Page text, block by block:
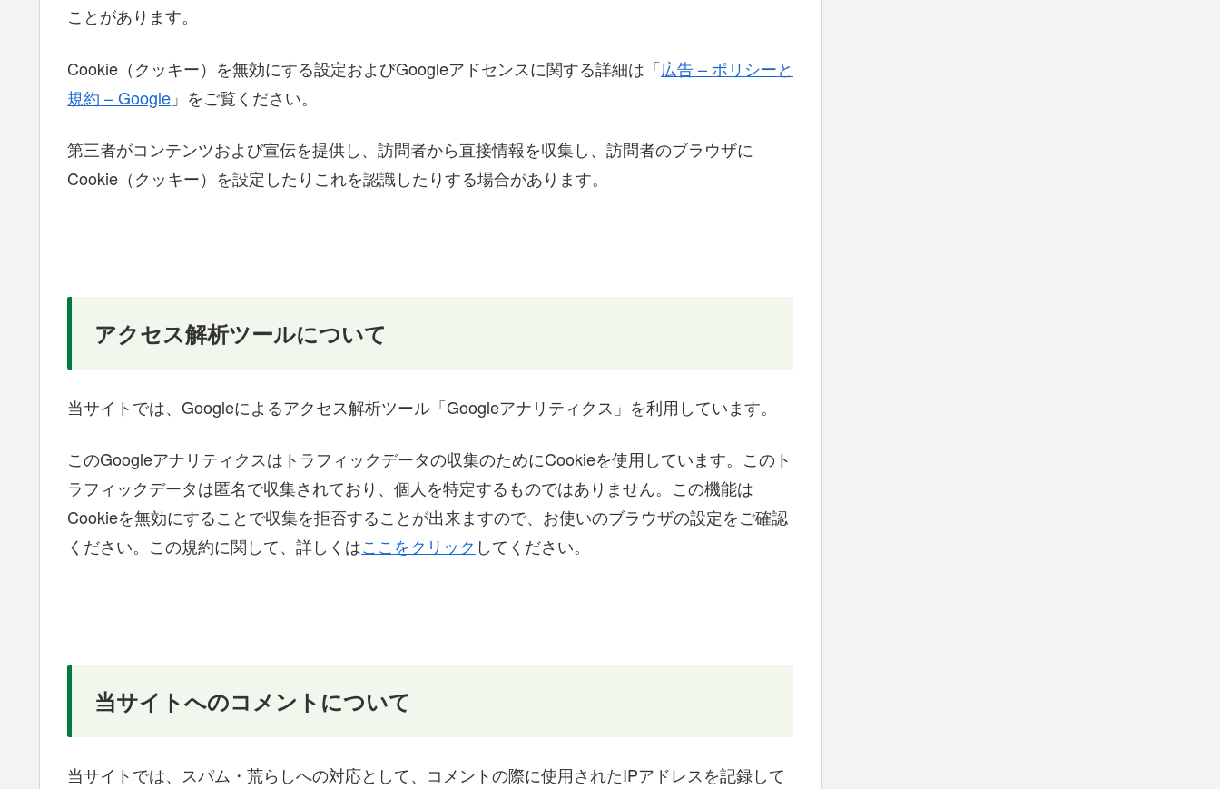
ことがあります。
Cookie（クッキー）を無効にする設定およびGoogleアドセンスに関する詳細は「広告 – ポリシーと
規約 – Google 」をご覧ください。
第三者がコンテンツおよび宣伝を提供し、訪問者から直接情報を収集し、訪問者のブラウザに
Cookie（クッキー）を設定したりこれを認識したりする場合があります。
アクセス解析ツールについて
当サイトでは、Googleによるアクセス解析ツール「Googleアナリティクス」を利用しています。
このGoogleアナリティクスはトラフィックデータの収集のためにCookieを使用しています。このト
ラフィックデータは匿名で収集されており、個人を特定するものではありません。この機能は
Cookieを無効にすることで収集を拒否することが出来ますので、お使いのブラウザの設定をご確認
ください。この規約に関して、詳しくはここをクリック してください。
当サイトへのコメントについて
当サイトでは、スパム・荒らしへの対応として、コメントの際に使用されたIPアドレスを記録して